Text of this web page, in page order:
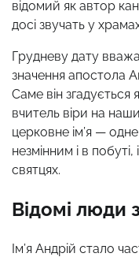
відомий як автор
досі звучать у
Грудневу дату
значення апостола
Саме він
вчитель віри на
церковне ім’я —
незмінним і в
святцях.
Відомі люди
Ім’я Андрій стало